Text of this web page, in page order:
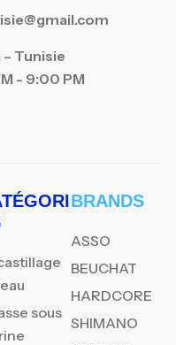
Tunisie
- 9:00 PM
sous
BRANDS
ASSO
BEUCHAT
HARDCORE
SHIMANO